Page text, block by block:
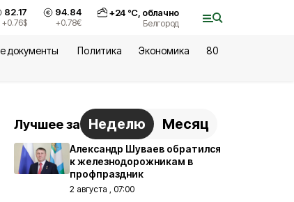
82.17
+0.76$
94.84
+0.78€
+24°С, облачно
Белгород
документы Политика Экономика
80
Лучшее за Неделю Месяц
Александр Шуваев обратился
к железнодорожникам в
профпраздник
2 августа , 07:00